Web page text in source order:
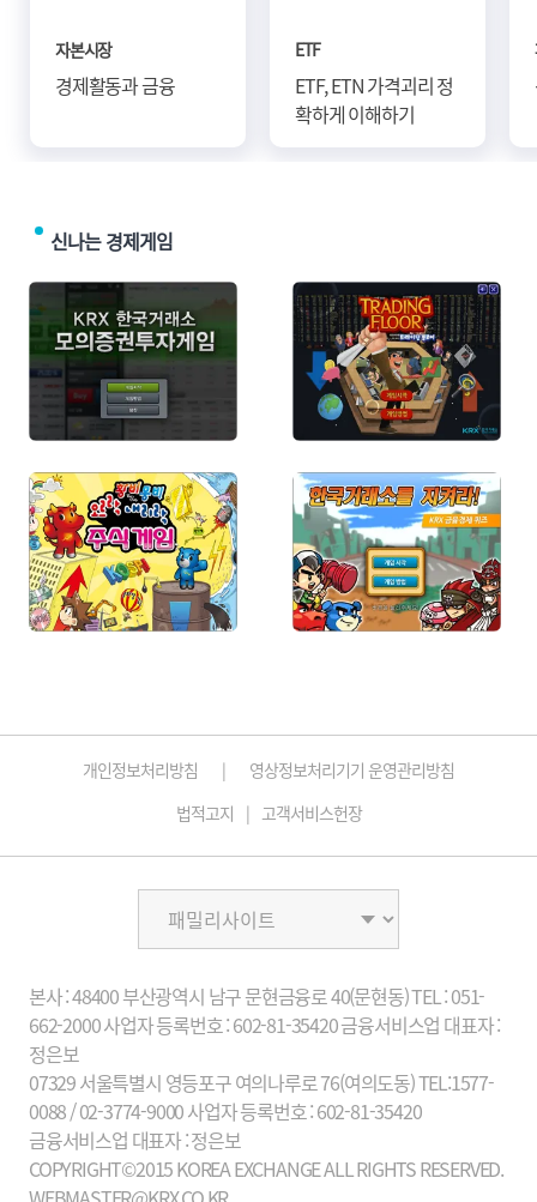
자본시장
경제활동과 금융
ETF
ETF, ETN 가격괴리 정
확하게 이해하기
신나는 경제게임
개인정보처리방침
영상정보처리기기 운영관리방침
법적고지
고객서비스헌장
본사 : 48400 부산광역시 남구 문현금융로 40(문현동)TEL : 051-
662-2000사업자 등록번호 : 602-81-35420 금융서비스업 대표자 :
정은보
07329 서울특별시 영등포구 여의나루로 76(여의도동)TEL:1577-
0088 / 02-3774-9000사업자 등록번호 : 602-81-35420
금융서비스업 대표자 : 정은보
COPYRIGHT©2015 KOREA EXCHANGE ALL RIGHTS RESERVED.